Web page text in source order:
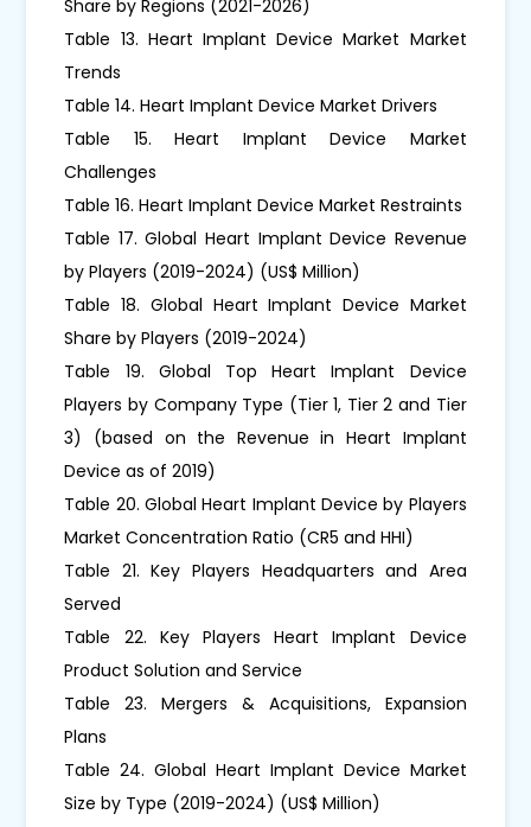
Share by Regions (2021-2026)
Table 13. Heart Implant Device Market Market
Trends
Table 14. Heart Implant Device Market Drivers
Table 15. Heart Implant Device Market
Challenges
Table 16. Heart Implant Device Market Restraints
Table 17. Global Heart Implant Device Revenue
by Players (2019-2024) (US$ Million)
Table 18. Global Heart Implant Device Market
Share by Players (2019-2024)
Table 19. Global Top Heart Implant Device
Players by Company Type (Tier 1, Tier 2 and Tier
3) (based on the Revenue in Heart Implant
Device as of 2019)
Table 20. Global Heart Implant Device by Players
Market Concentration Ratio (CR5 and HHI)
Table 21. Key Players Headquarters and Area
Served
Table 22. Key Players Heart Implant Device
Product Solution and Service
Table 23. Mergers & Acquisitions, Expansion
Plans
Table 24. Global Heart Implant Device Market
Size by Type (2019-2024) (US$ Million)